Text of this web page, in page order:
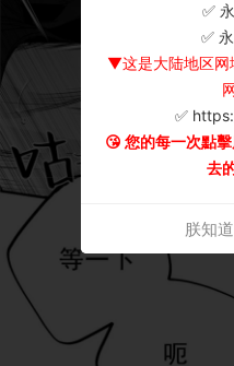
✅
✅
▼这是大陆地区网
✅
😘 您的每一次點
去
朕知